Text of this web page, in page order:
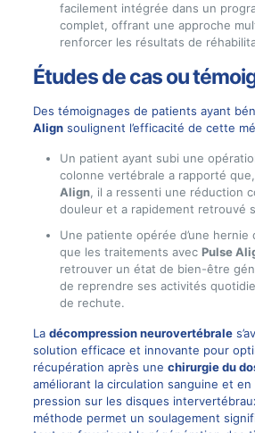
facilement intégrée dans un
complet, offrant une approche
renforcer les résultats de
Études de cas ou
Des témoignages de patients ayant
Alignsoulignent l’efficacité de cette
Un patient ayant subi une
colonne vertébrale a rapporté
Align, il a ressenti une réduction
douleur et a rapidement retrouvé
Une patiente opérée d’une hernie
que les traitements avec Pulse
retrouver un état de bien-être
de reprendre ses activités
de rechute.
La décompression neurovertébrale
solution efficace et innovante pour
récupération après une chirurgie du
améliorant la circulation sanguine et
pression sur les disques
méthode permet un soulagement